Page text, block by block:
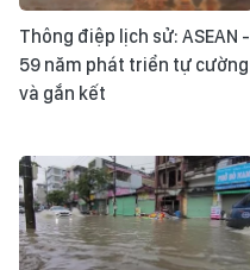
Thông điệp lịch sử: ASEAN -
59 năm phát triển tự cường
và gắn kết